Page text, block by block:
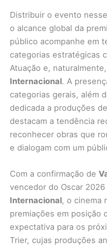
Distribuir o evento
o alcance global da
público acompanhe em
categorias estratégicas
Atuação e, naturalmente,
Internacional. A
categorias gerais, além
dedicada a produções
destacam a tendência
reconhecer obras que
e dialogam com um
Com a confirmação de
vencedor do Oscar 2026
Internacional, o cinema
premiações em posição
expectativa para os
Trier, cujas produções